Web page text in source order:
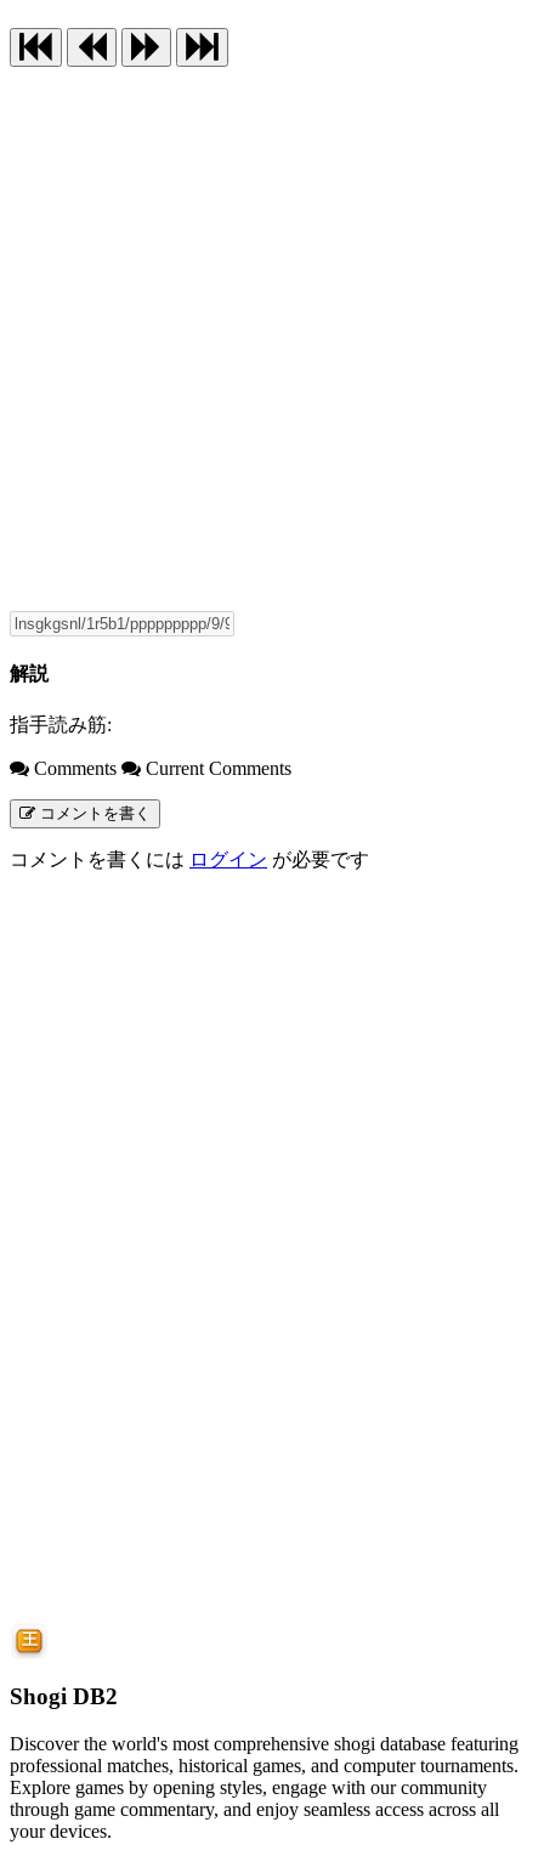
解説
指手読み筋:
Comments Current Comments
コメントを書く
コメントを書くには ログイン が必要です
Shogi DB2
Discover the world's most comprehensive shogi database featuring
professional matches, historical games, and computer tournaments.
Explore games by opening styles, engage with our community
through game commentary, and enjoy seamless access across all
your devices.